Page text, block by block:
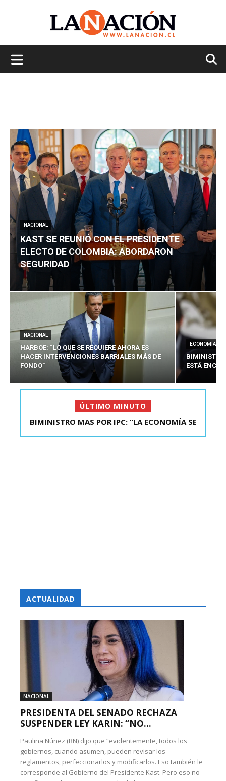
NACIONAL
KAST SE REUNIÓ CON EL PRESIDENTE
ELECTO DE COLOMBIA: ABORDARON
SEGURIDAD
NACIONAL
HARBOE: “LO QUE SE REQUIERE AHORA ES
HACER INTERVENCIONES BARRIALES MÁS DE
FONDO”
ECONOMÍA
BIMINISTRO
ESTÁ
ÚLTIMO MINUTO
KAST SE REUNIÓ CON EL PRESIDENTE ELECTO DE
BIMINISTRO MAS POR IPC: “LA ECONOMÍA SE
ACTUALIDAD
NACIONAL
PRESIDENTA DEL SENADO RECHAZA
SUSPENDER LEY KARIN: “NO...
Paulina Núñez (RN) dijo que “evidentemente, todos los
gobiernos, cuando asumen, pueden revisar los
reglamentos, perfeccionarlos y modificarlos. Eso también le
corresponde al Gobierno del Presidente Kast. Pero eso no